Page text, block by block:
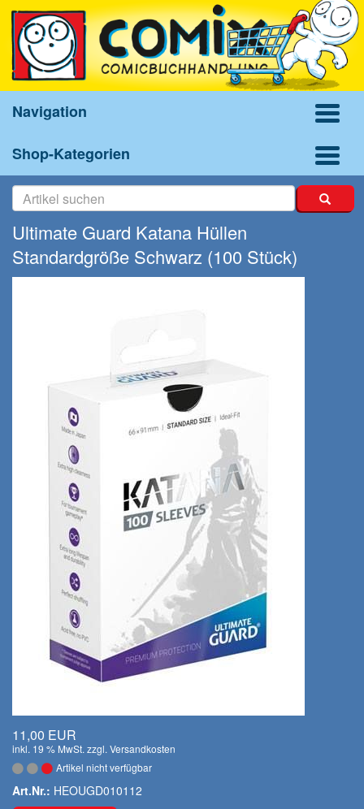
Navigation
Shop-Kategorien
Ultimate Guard Katana Hüllen
Standardgröße Schwarz (100 Stück)
11,00 EUR
inkl. 19 % MwSt. zzgl. Versandkosten
Artikel nicht verfügbar
Art.Nr.: HEOUGD010112